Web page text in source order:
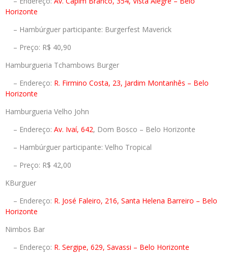
Horizonte
– Hambúrguer participante: Burgerfest Maverick
– Preço: R$ 40,90
Hamburgueria Tchambows Burger
– Endereço: R. Firmino Costa, 23, Jardim Montanhês – Belo
Horizonte
Hamburgueria Velho John
– Endereço: Av. Ivaí, 642, Dom Bosco – Belo Horizonte
– Hambúrguer participante: Velho Tropical
– Preço: R$ 42,00
KBurguer
– Endereço: R. José Faleiro, 216, Santa Helena Barreiro – Belo
Horizonte
Nimbos Bar
– Endereço: R. Sergipe, 629, Savassi – Belo Horizonte